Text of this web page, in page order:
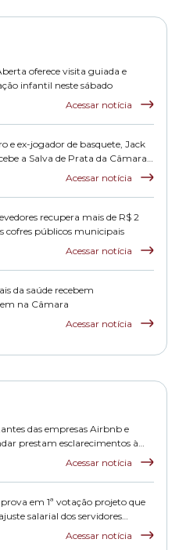
oferece visita guiada e
infantil neste sábado
Acessar notícia
e ex-jogador de basquete, Jack
a Salva de Prata da Câmara
Acessar notícia
recupera mais de R$ 2
cofres públicos municipais
Acessar notícia
da saúde recebem
na Câmara
Acessar notícia
das empresas Airbnb e
prestam esclarecimentos à
Acessar notícia
em 1ª votação projeto que
salarial dos servidores
Acessar notícia